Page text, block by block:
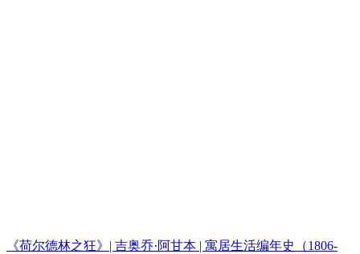
《荷尔德林之狂》| 吉奥乔·阿甘本 | 寓居生活编年史（1806-